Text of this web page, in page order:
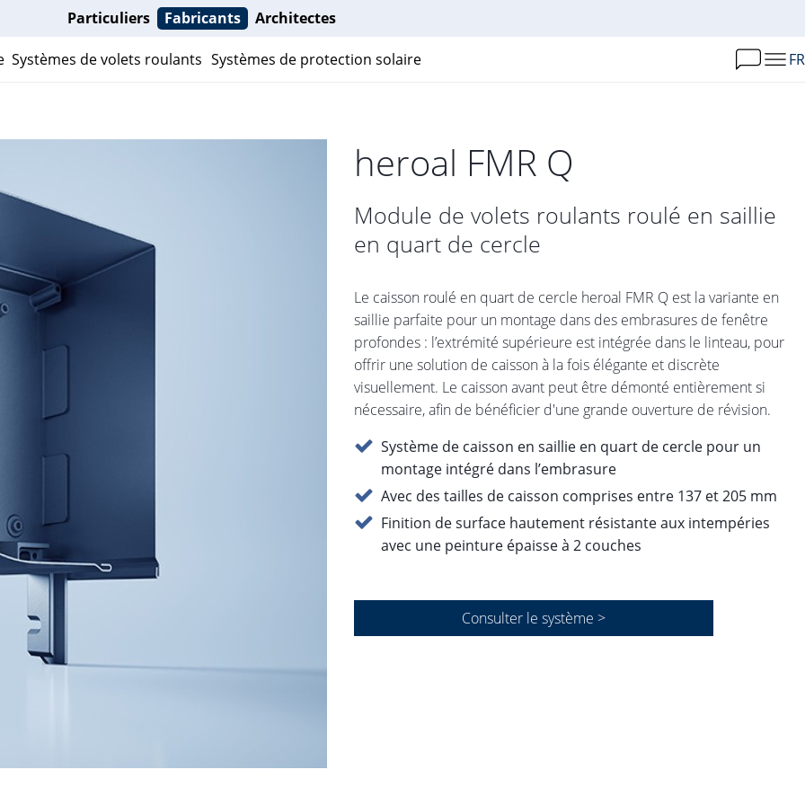
Particuliers Fabricants Architectes
Systèmes de volets roulants Systèmes de protection solaire FR
heroal FMR Q
Module de volets roulants roulé en saillie
en quart de cercle
Le caisson roulé en quart de cercle heroal FMR Q est la variante en
saillie parfaite pour un montage dans des embrasures de fenêtre
profondes : l’extrémité supérieure est intégrée dans le linteau, pour
offrir une solution de caisson à la fois élégante et discrète
visuellement. Le caisson avant peut être démonté entièrement si
nécessaire, afin de bénéficier d'une grande ouverture de révision.
Système de caisson en saillie en quart de cercle pour un
montage intégré dans l’embrasure
Avec des tailles de caisson comprises entre 137 et 205 mm
Finition de surface hautement résistante aux intempéries
avec une peinture épaisse à 2 couches
Consulter le système >